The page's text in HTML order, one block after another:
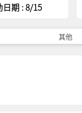
日期 : 8/15
其他